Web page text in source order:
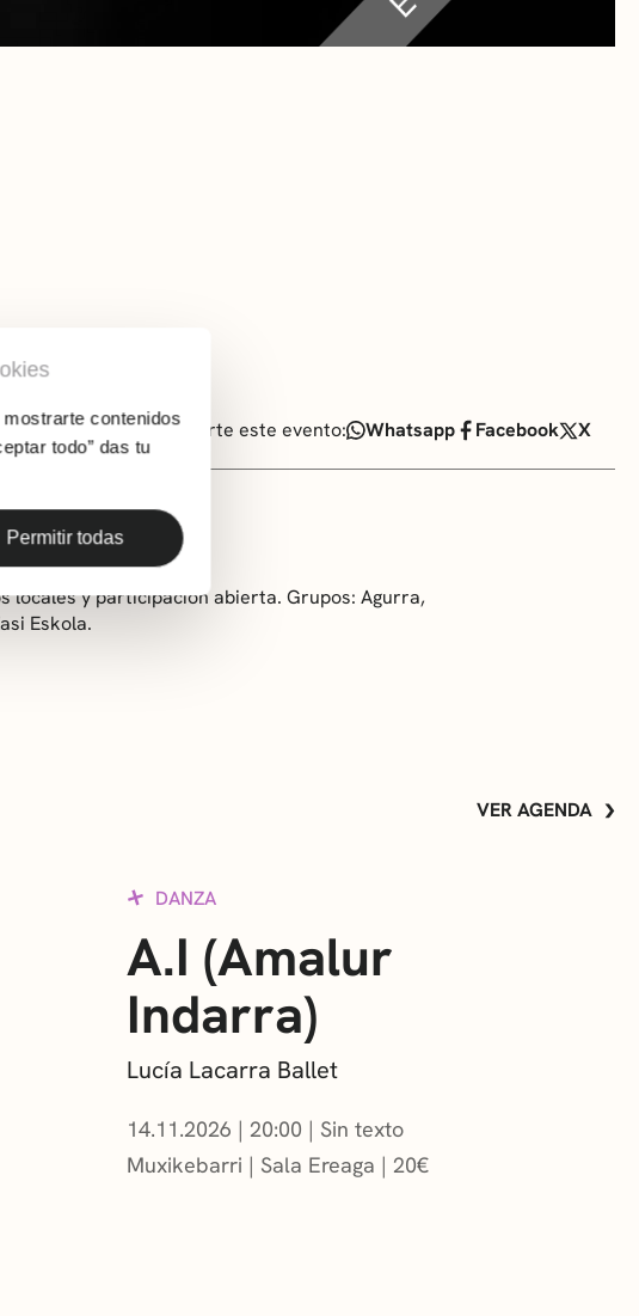
contenidos
todo” das tu
Permitir todas
Comparte este evento: Whatsapp Facebook X
locales y participación abierta. Grupos: Agurra,
Eskola.
VER AGENDA
DANZA
A.I (Amalur
Indarra)
Lucía Lacarra Ballet
14.11.2026 | 20:00
Sin texto
Muxikebarri | Sala Ereaga 20€